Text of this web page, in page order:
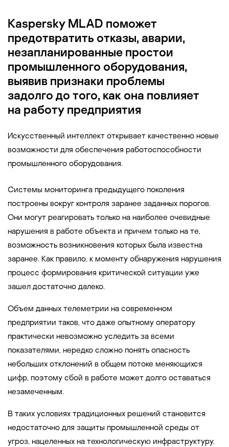
Kaspersky MLAD поможет
предотвратить отказы, аварии,
незапланированные простои
промышленного оборудования,
выявив признаки проблемы
задолго до того, как она повлияет
на работу предприятия
Искусственный интеллект открывает качественно новые
возможности для обеспечения работоспособности
промышленного оборудования.
Системы мониторинга предыдущего поколения
построены вокруг контроля заранее заданных порогов.
Они могут реагировать только на наиболее очевидные
нарушения в работе объекта и причем только на те,
возможность возникновения которых была известна
заранее. Как правило, к моменту обнаружения нарушения
процесс формирования критической ситуации уже
зашел достаточно далеко.
Объем данных телеметрии на современном
предприятии таков, что даже опытному оператору
практически невозможно уследить за всеми
показателями, нередко сложно понять опасность
небольших отклонений в общем потоке меняющихся
цифр, поэтому сбой в работе может долго оставаться
незамеченным.
В таких условиях традиционных решений становится
недостаточно для защиты промышленной среды от
угроз, нацеленных на технологическую инфраструктуру.